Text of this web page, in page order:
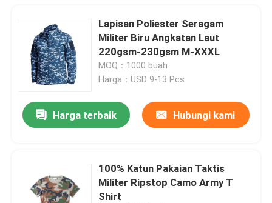
Lapisan Poliester Seragam
Militer Biru Angkatan Laut
220gsm-230gsm M-XXXL
MOQ：1000 buah
Harga：USD 9-13 Pcs
Harga terbaik Hubungi kami
100% Katun Pakaian Taktis
Militer Ripstop Camo Army T
Shirt